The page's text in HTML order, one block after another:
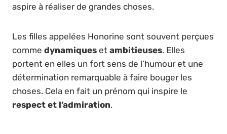
aspire à réaliser de grandes choses.
Les filles appelées Honorine sont souvent perçues
comme dynamiques et ambitieuses. Elles
portent en elles un fort sens de l’humour et une
détermination remarquable à faire bouger les
choses. Cela en fait un prénom qui inspire le
respect et l’admiration.